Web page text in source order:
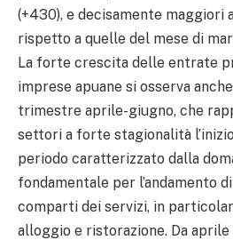
(+430), e decisamente maggiori
rispetto a quelle del mese di
La forte crescita delle entrate
imprese apuane si osserva
trimestre aprile-giugno, che
settori a forte stagionalità
periodo caratterizzato dalla
fondamentale per l’andamento
comparti dei servizi, in
alloggio e ristorazione. Da aprile